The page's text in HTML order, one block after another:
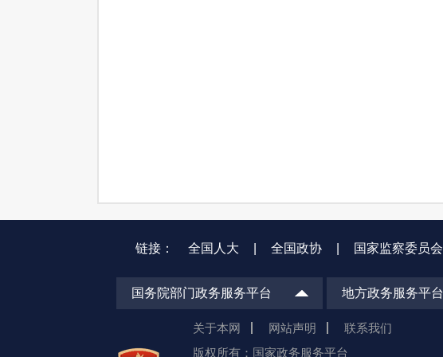
链接： 全国人大 全国政协 国家监察委员会
国务院部门政务服务平台 地方政务服务平台
关于本网 网站声明
联系我们
版权所有：国家政务服务平台